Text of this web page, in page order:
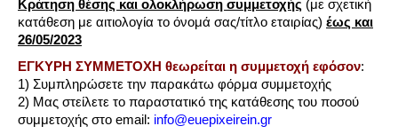
Kράτηση θέσης και ολοκλήρωση συμμετοχής (με σχετική
κατάθεση με αιτιολογία το όνομά σας/τίτλο εταιρίας) έως και
26/05/2023
ΕΓΚΥΡΗ ΣΥΜΜΕΤΟΧΗ θεωρείται η συμμετοχή εφόσον:
1) Συμπληρώσετε την παρακάτω φόρμα συμμετοχής
2) Μας στείλετε το παραστατικό της κατάθεσης του ποσού
συμμετοχής στο email: info@euepixeirein.gr